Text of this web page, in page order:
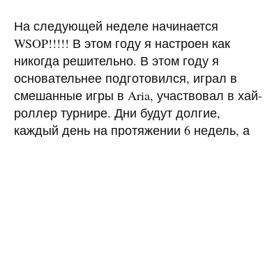
На следующей неделе начинается
WSOP!!!!! В этом году я настроен как
никогда решительно. В этом году я
основательнее подготовился, играл в
смешанные игры в Aria, участвовал в хай-
роллер турнире. Дни будут долгие,
каждый день на протяжении 6 недель, а